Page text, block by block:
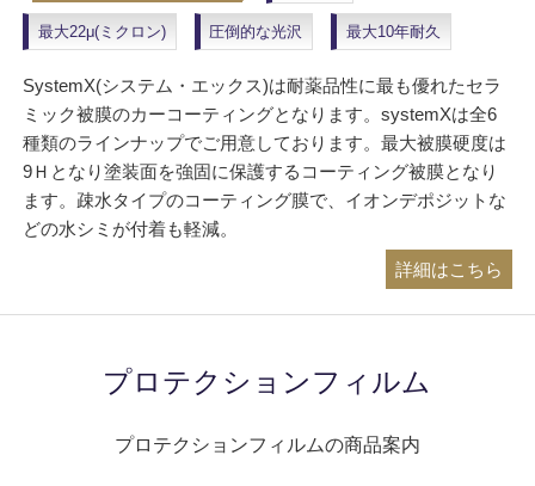
最大22μ(ミクロン) 圧倒的な光沢 最大10年耐久
SystemX(システム・エックス)は耐薬品性に最も優れたセラ
ミック被膜のカーコーティングとなります。systemXは全6
種類のラインナップでご用意しております。最大被膜硬度は
9Ｈとなり塗装面を強固に保護するコーティング被膜となり
ます。疎水タイプのコーティング膜で、イオンデポジットな
どの水シミが付着も軽減。
詳細はこちら
プロテクションフィルム
プロテクションフィルムの商品案内